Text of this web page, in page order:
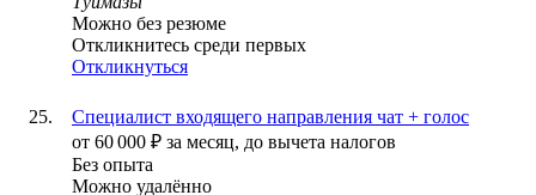
Можно без резюме
Откликнитесь среди первых
Откликнуться
Специалист входящего направления чат + голос
от 60 000 ₽ за месяц, до вычета налогов
Без опыта
Можно удалённо